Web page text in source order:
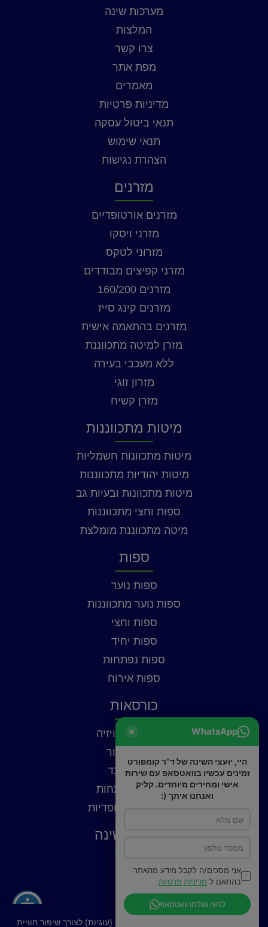
מערכות שינה
המלצות
צרו קשר
מפת אתר
מאמרים
מדיניות פרטיות
תנאי ביטול עסקה
תנאי שימוש
הצהרת נגישות
מזרנים
מזרנים אורטופדיים
מזרני ויסקו
מזרוני לטקס
מזרני קפיצים מבודדים
מזרנים 160/200
מזרנים קינג סייז
מזרנים בהתאמה אישית
מזרן למיטה מתכווננת
ללא מעכבי בעירה
מזרון זוגי
מזרן קשיח
מיטות מתכווננות
מיטות מתכוונות חשמליות
מיטות יהודיות מתכווננות
מיטות מתכוונות ובעיות גב
ספות וחצי מתכווננות
מיטה מתכווננת מומלצת
ספות
ספות נוער
ספות נוער מתכווננות
ספות וחצי
ספות יחיד
ספות נפתחות
ספות אירוח
כורסאות
כורסאות טלוויזיה
כורסאות עור
כורסאות בד
כורסאות נפתחות
כורסאות אורטופדיות
פתרונות שינה
מצעים
באתר זה נעשה שימוש בקובצי Cookies (עוגיות) לצורך שיפור חוויית
WhatsApp
היי, יועצי השינה של ד"ר קומפורט
זמינים עכשיו בוואטסאפ עם שירות
אישי ומחירים מיוחדים. קליק
ואנחנו איתך (:
אני מסכים/ה לקבל מידע מהאתר
בהתאם ל מדיניות פרטיות
לחצו ושלחו וואטסאפ